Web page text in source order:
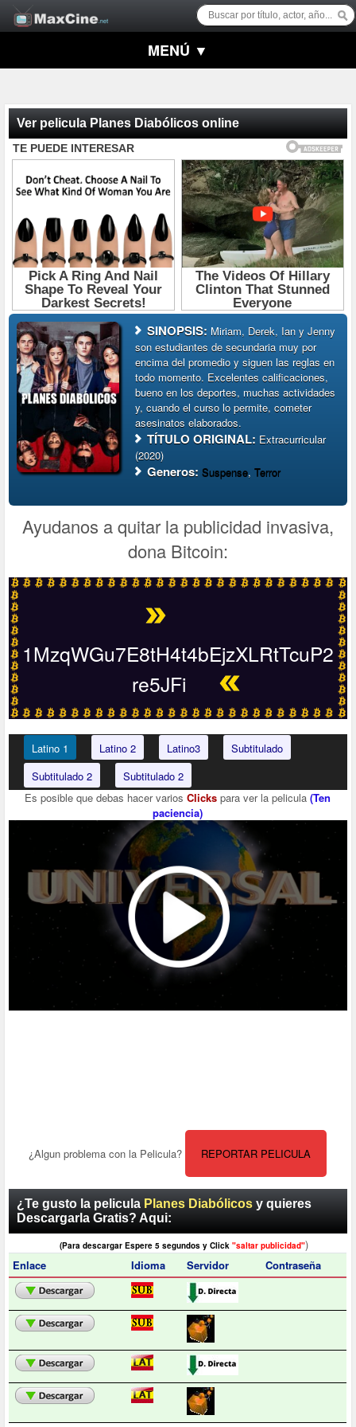
MENÚ ▼
Ver pelicula Planes Diabólicos online
SINOPSIS: Miriam, Derek, Ian y Jenny
son estudiantes de secundaria muy por
encima del promedio y siguen las reglas en
todo momento. Excelentes calificaciones,
bueno en los deportes, muchas actividades
y, cuando el curso lo permite, cometer
asesinatos elaborados.
TÍTULO ORIGINAL: Extracurricular
(2020)
Generos:Suspense, Terror
Ayudanos a quitar la publicidad invasiva,
dona Bitcoin:
1MzqWGu7E8tH4t4bEjzXLRtTcuP2
re5JFi
Latino 1 Latino 2 Latino3
Subtitulado
Subtitulado 2
Subtitulado 2
Es posible que debas hacer variosClicks para ver la pelicula(Ten
paciencia)
¿Algun problema con la Pelicula? REPORTAR PELICULA
¿Te gusto la pelicula Planes Diabólicos y quieres
Descargarla Gratis? Aqui:
(Para descargar Espere 5 segundos y Click "saltar publicidad")
Enlace
Idioma Servidor Contraseña